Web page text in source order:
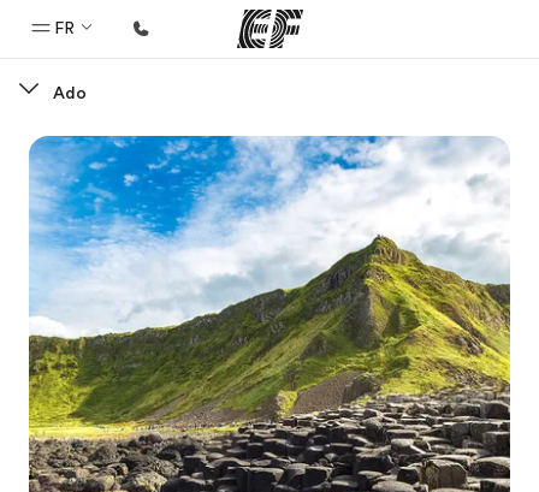
FR
Bienvenue chez EF
Programmes
Nos offres
Bureaux
Trouver un bureau
A propos de nous
Qui sommes-nous ?
EF recrute
Ado